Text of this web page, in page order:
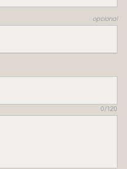
opcional
0/120